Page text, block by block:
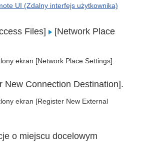
UI (Zdalny interfejs użytkownika)
Files]
[Network Place
ekran [Network Place Settings].
New Connection Destination].
ekran [Register New External
o miejscu docelowym